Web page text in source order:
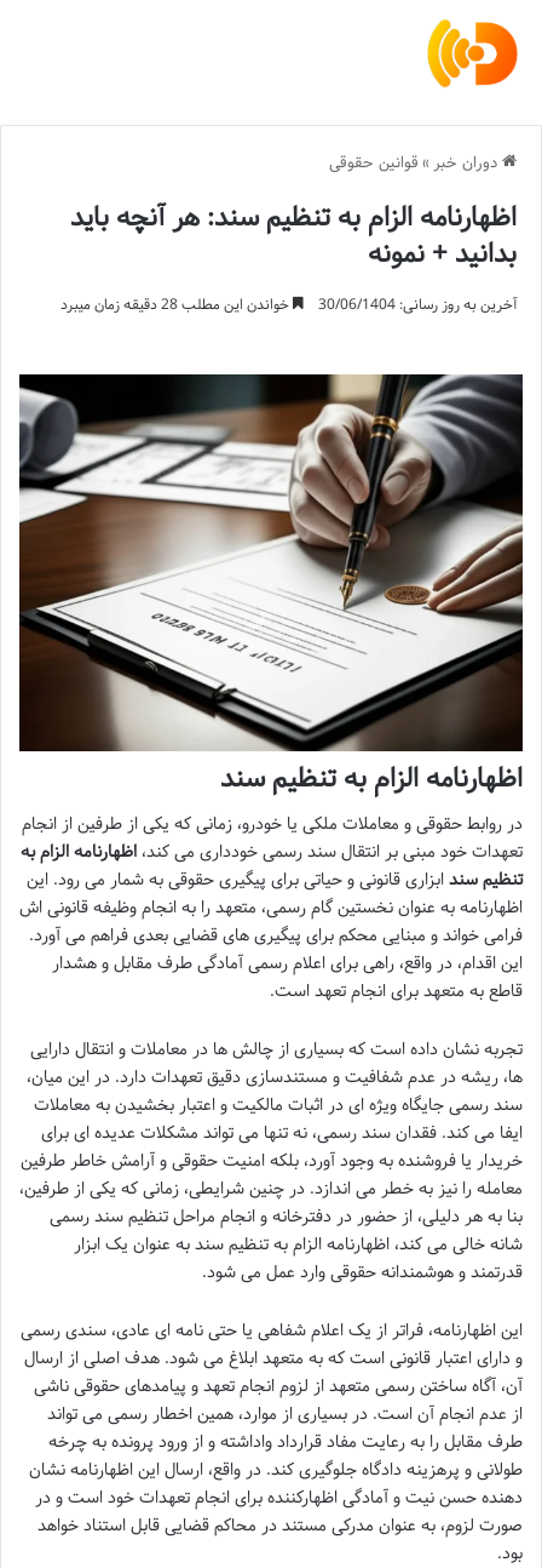
دوران خبر » قوانین حقوقی
اظهارنامه الزام به تنظیم سند: هر آنچه باید
بدانید + نمونه
آخرین به روز رسانی: 30/06/1404 خواندن این مطلب 28 دقیقه زمان میبرد
اظهارنامه الزام به تنظیم سند
در روابط حقوقی و معاملات ملکی یا خودرو، زمانی که یکی از طرفین از انجام
تعهدات خود مبنی بر انتقال سند رسمی خودداری می کند، اظهارنامه الزام به
تنظیم سندابزاری قانونی و حیاتی برای پیگیری حقوقی به شمار می رود. این
اظهارنامه به عنوان نخستین گام رسمی، متعهد را به انجام وظیفه قانونی اش
فرامی خواند و مبنایی محکم برای پیگیری های قضایی بعدی فراهم می آورد.
این اقدام، در واقع، راهی برای اعلام رسمی آمادگی طرف مقابل و هشدار
قاطع به متعهد برای انجام تعهد است.
تجربه نشان داده است که بسیاری از چالش ها در معاملات و انتقال دارایی
ها، ریشه در عدم شفافیت و مستندسازی دقیق تعهدات دارد. در این میان،
سند رسمی جایگاه ویژه ای در اثبات مالکیت و اعتبار بخشیدن به معاملات
ایفا می کند. فقدان سند رسمی، نه تنها می تواند مشکلات عدیده ای برای
خریدار یا فروشنده به وجود آورد، بلکه امنیت حقوقی و آرامش خاطر طرفین
معامله را نیز به خطر می اندازد. در چنین شرایطی، زمانی که یکی از طرفین،
بنا به هر دلیلی، از حضور در دفترخانه و انجام مراحل تنظیم سند رسمی
شانه خالی می کند، اظهارنامه الزام به تنظیم سند به عنوان یک ابزار
قدرتمند و هوشمندانه حقوقی وارد عمل می شود.
این اظهارنامه، فراتر از یک اعلام شفاهی یا حتی نامه ای عادی، سندی رسمی
و دارای اعتبار قانونی است که به متعهد ابلاغ می شود. هدف اصلی از ارسال
آن، آگاه ساختن رسمی متعهد از لزوم انجام تعهد و پیامدهای حقوقی ناشی
از عدم انجام آن است. در بسیاری از موارد، همین اخطار رسمی می تواند
طرف مقابل را به رعایت مفاد قرارداد واداشته و از ورود پرونده به چرخه
طولانی و پرهزینه دادگاه جلوگیری کند. در واقع، ارسال این اظهارنامه نشان
دهنده حسن نیت و آمادگی اظهارکننده برای انجام تعهدات خود است و در
صورت لزوم، به عنوان مدرکی مستند در محاکم قضایی قابل استناد خواهد
بود.